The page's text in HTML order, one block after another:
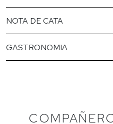
NOTA DE CATA
GASTRONOMIA